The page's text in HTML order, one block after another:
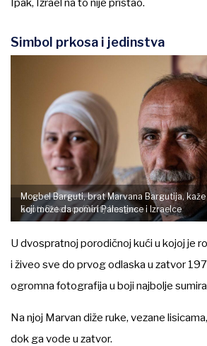
Ipak, Izrael na to nije pristao.
Simbol prkosa i jedinstva
Scott Peterson/Getty Images
Mogbel Barguti, brat Marvana Bargutija,
koji može da pomiri Palestince i Izraelce
U dvospratnoj porodičnoj kući u kojoj je
i živeo sve do prvog odlaska u zatvor
ogromna fotografija u boji najbolje
Na njoj Marvan diže ruke, vezane
dok ga vode u zatvor.